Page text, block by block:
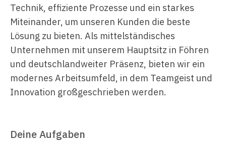
Technik, effiziente Prozesse und ein starkes
Miteinander, um unseren Kunden die beste
Lösung zu bieten. Als mittelständisches
Unternehmen mit unserem Hauptsitz in Föhren
und deutschlandweiter Präsenz, bieten wir ein
modernes Arbeitsumfeld, in dem Teamgeist und
Innovation großgeschrieben werden.
Deine Aufgaben